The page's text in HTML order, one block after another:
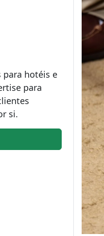
para hotéis e
para
si.